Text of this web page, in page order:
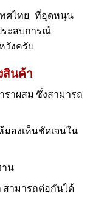
ทศไทย ที่อุดหนุน
ระสบการณ์
วังครับ
สินค้า
ราผสม ซึ่งสามารถ
มองเห็นชัดเจนใน
าน
สามารถต่อกันได้